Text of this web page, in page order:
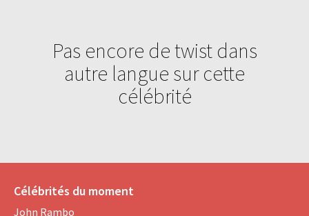
Pas encore de twist dans
autre langue sur cette
célébrité
Célébrités du moment
John Rambo